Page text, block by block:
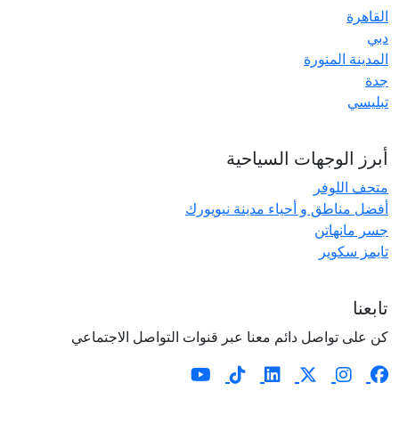
القاهرة
دبي
المدينة المنورة
جدة
تبليسي
أبرز الوجهات السياحية
متحف اللوفر
أفضل مناطق و أحياء مدينة نيويورك
جسر مانهاتن
تايمز سكوير
تابعنا
كن على تواصل دائم معنا عبر قنوات التواصل الاجتماعي